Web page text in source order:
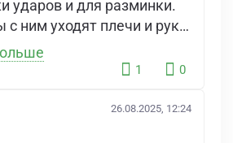
ударов и для разминки.
с ним уходят плечи и руки,
удары становятся
Очень удобно, что его
1 0
26.08.2025, 12:24